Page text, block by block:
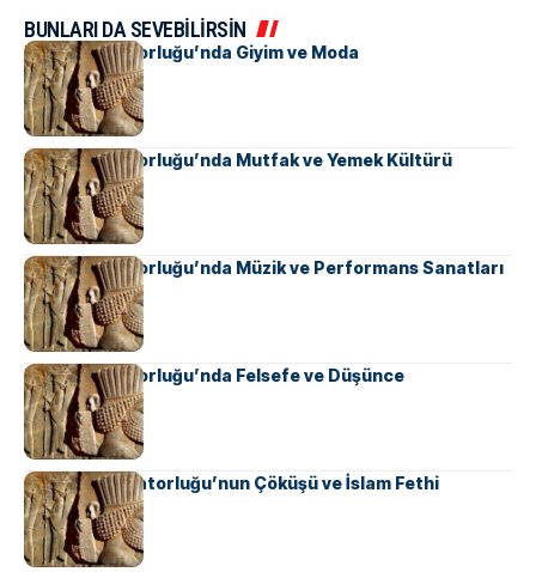
BUNLARI DA SEVEBİLİRSİN
Pers İmparatorluğu’nda Giyim ve Moda
Pers İmparatorluğu’nda Mutfak ve Yemek Kültürü
Pers İmparatorluğu’nda Müzik ve Performans Sanatları
Pers İmparatorluğu’nda Felsefe ve Düşünce
Sasani İmparatorluğu’nun Çöküşü ve İslam Fethi